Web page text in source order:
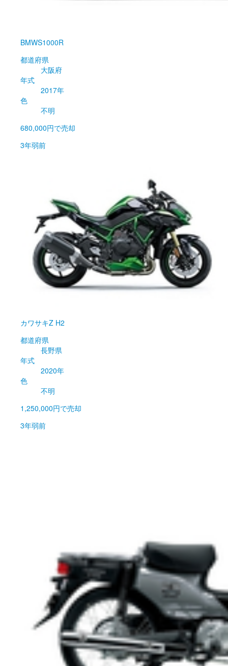
BMWS1000R
都道府県
大阪府
年式
2017年
色
不明
680,000円で売却
3年弱前
カワサキZ H2
都道府県
長野県
年式
2020年
色
不明
1,250,000円で売却
3年弱前